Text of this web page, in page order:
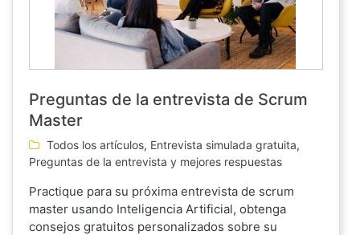
Preguntas de la entrevista de Scrum
Master
Todos los artículos, Entrevista simulada gratuita,
Preguntas de la entrevista y mejores respuestas
Practique para su próxima entrevista de scrum
master usando Inteligencia Artificial, obtenga
consejos gratuitos personalizados sobre su